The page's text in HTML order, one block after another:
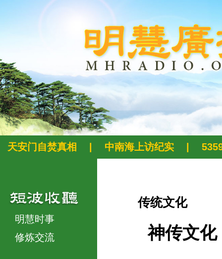
天安门自焚真相 中南海上访纪实
明慧时事
修炼交流
传统文化
神传文